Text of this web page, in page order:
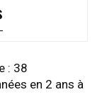
: 38
en 2 ans à